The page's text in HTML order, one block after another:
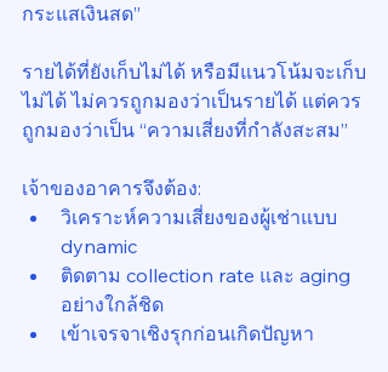
กระแสเงินสด”
รายได้ที่ยังเก็บไม่ได้ หรือมีแนวโน้มจะเก็บ
ไม่ได้ ไม่ควรถูกมองว่าเป็นรายได้ แต่ควร
ถูกมองว่าเป็น “ความเสี่ยงที่กำลังสะสม”
เจ้าของอาคารจึงต้อง:
วิเคราะห์ความเสี่ยงของผู้เช่าแบบ
dynamic
ติดตาม collection rate และ aging
อย่างใกล้ชิด
เข้าเจรจาเชิงรุกก่อนเกิดปัญหา